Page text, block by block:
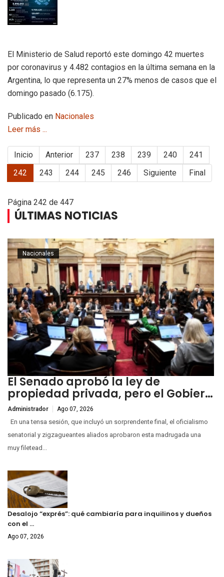
El Ministerio de Salud reportó este domingo 42 muertes
por coronavirus y 4.482 contagios en la última semana en la
Argentina, lo que representa un 27% menos de casos que el
domingo pasado (6.175).
Publicado en Nacionales
Leer más ...
Inicio Anterior 237 238 239 240
241
242
243 244 245 246 Siguiente Final
Página 242 de 447
ÚLTIMAS NOTICIAS
El Senado aprobó la ley de
propiedad privada, pero el Gobier…
Administrador Ago 07, 2026
Nacionales
En una tensa sesión, que incluyó un sorprendente final, el oficialismo
senatorial y zigzagueantes aliados aprobaron esta madrugada una
muy filetead...
Desalojo “exprés”: qué cambiaría para inquilinos y dueños
con el …
Ago 07, 2026